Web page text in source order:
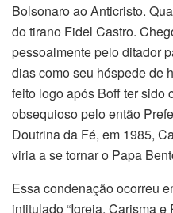
Bolsonaro ao Anticristo.
do tirano Fidel Castro.
pessoalmente pelo ditador
dias como seu hóspede de
feito logo após Boff ter sido
obsequioso pelo então
Doutrina da Fé, em 1985,
viria a se tornar o Papa
Essa condenação ocorreu
intitulado “Igreja, Carisma